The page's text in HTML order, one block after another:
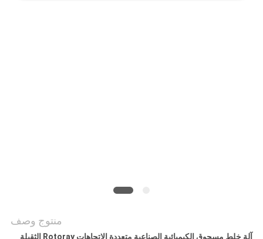
منتوج وصف
آلة خلط مسحوق الكيميائية الصناعية متعددة الاتجاهات Rotoray الثقيلة